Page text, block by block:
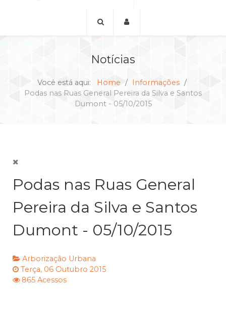
Notícias
Você está aqui: Home
Informações
Podas nas Ruas General Pereira da Silva e Santos
Dumont - 05/10/2015
Podas nas Ruas General
Pereira da Silva e Santos
Dumont - 05/10/2015
Arborização Urbana
Terça, 06 Outubro 2015
865 Acessos